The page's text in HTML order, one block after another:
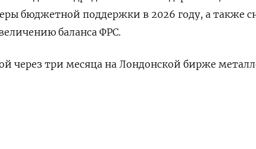
бюджетной поддержки в 2026 году, а также
баланса ФРС.
через три месяца на Лондонской бирже